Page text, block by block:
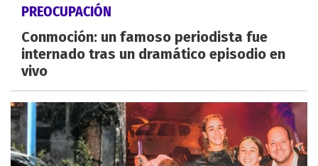
PREOCUPACIÓN
Conmoción: un famoso periodista fue
internado tras un dramático episodio en
vivo